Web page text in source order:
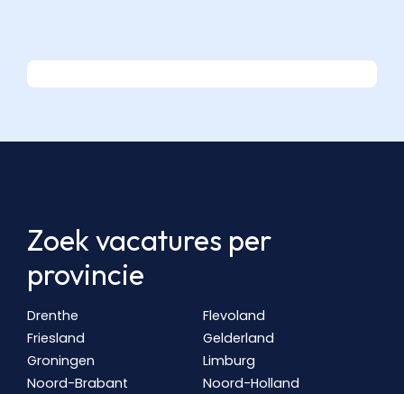
Zoek vacatures per
provincie
Drenthe
Flevoland
Friesland
Gelderland
Groningen
Limburg
Noord-Brabant
Noord-Holland